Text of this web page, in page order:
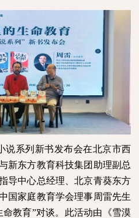
说系列新书发布会在北京市西
新东方教育科技集团助理副总
导中心总经理、北京青葵东方
国家庭教育学会理事周雷先生
教育”对谈。此活动由《雪漠